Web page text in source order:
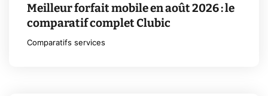
Meilleur forfait mobile en août 2026 : le
comparatif complet Clubic
Comparatifs services